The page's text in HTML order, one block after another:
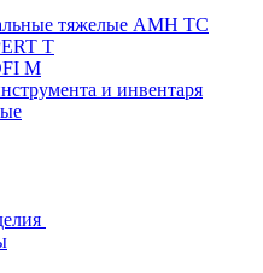
тяжелые AMH TC
T
M
и инвентаря